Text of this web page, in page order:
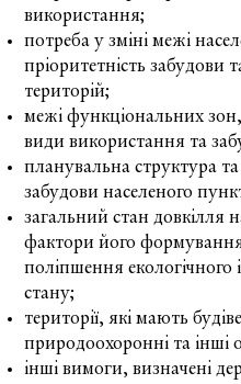
використання;
потреба у зміні межі
пріоритетність забудови
територій;
межі функціональних
види використання та
планувальна структура
забудови населеного
загальний стан довкілля
фактори його
поліпшення екологічного і
стану;
території, які мають
природоохоронні та інші
інші вимоги, визначені